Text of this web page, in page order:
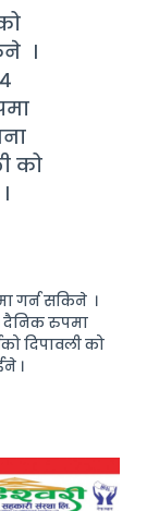
।
को
गर्न सकिने ।
दैनिक रुपमा
दिपावली को
।